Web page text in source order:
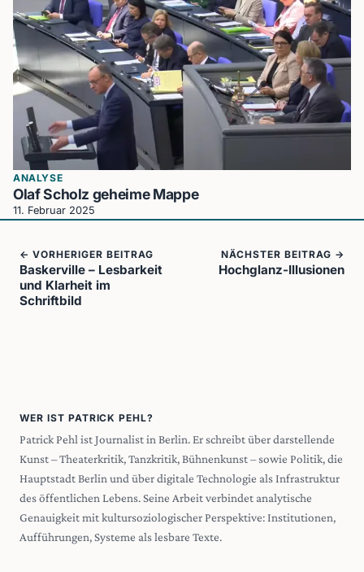
ANALYSE
Olaf Scholz geheime Mappe
11. Februar 2025
← VORHERIGER BEITRAG
Baskerville – Lesbarkeit
und Klarheit im
Schriftbild
NÄCHSTER BEITRAG →
Hochglanz-Illusionen
WER IST PATRICK PEHL?
Patrick Pehl ist Journalist in Berlin. Er schreibt über darstellende
Kunst – Theaterkritik, Tanzkritik, Bühnenkunst – sowie Politik, die
Hauptstadt Berlin und über digitale Technologie als Infrastruktur
des öffentlichen Lebens. Seine Arbeit verbindet analytische
Genauigkeit mit kultursoziologischer Perspektive: Institutionen,
Aufführungen, Systeme als lesbare Texte.